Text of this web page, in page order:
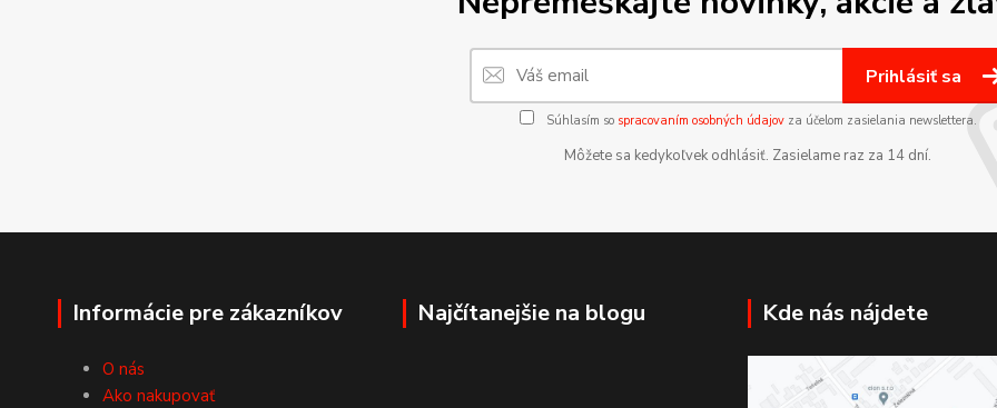
Prihlásiť sa
Súhlasím so spracovaním osobných údajovza účelom zasielania newslettera.
Môžete sa kedykoľvek odhlásiť. Zasielame raz za 14 dní.
Informácie pre zákazníkov
O nás
Ako nakupovať
Najčítanejšie na blogu Kde nás nájdete